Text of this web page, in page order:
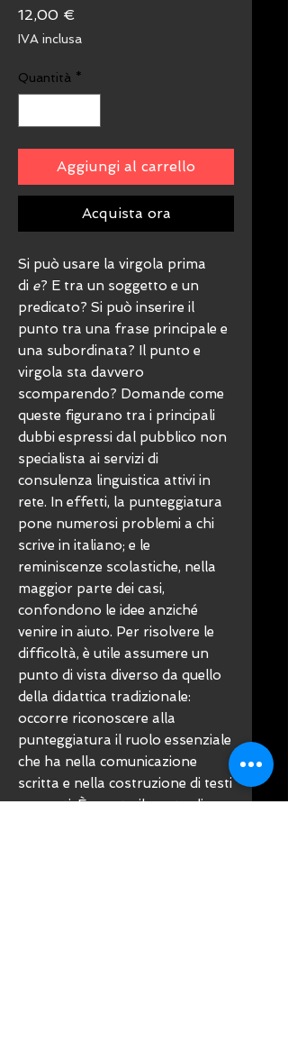
12,00 €
IVA inclusa
Quantità *
Aggiungi al carrello
Acquista ora
Si può usare la virgola prima
di e? E tra un soggetto e un
predicato? Si può inserire il
punto tra una frase principale e
una subordinata? Il punto e
virgola sta davvero
scomparendo? Domande come
queste figurano tra i principali
dubbi espressi dal pubblico non
specialista ai servizi di
consulenza linguistica attivi in
rete. In effetti, la punteggiatura
pone numerosi problemi a chi
scrive in italiano; e le
reminiscenze scolastiche, nella
maggior parte dei casi,
confondono le idee anziché
venire in aiuto. Per risolvere le
difficoltà, è utile assumere un
punto di vista diverso da quello
della didattica tradizionale:
occorre riconoscere alla
punteggiatura il ruolo essenziale
che ha nella comunicazione
scritta e nella costruzione di testi
coerenti. È questo il punto di